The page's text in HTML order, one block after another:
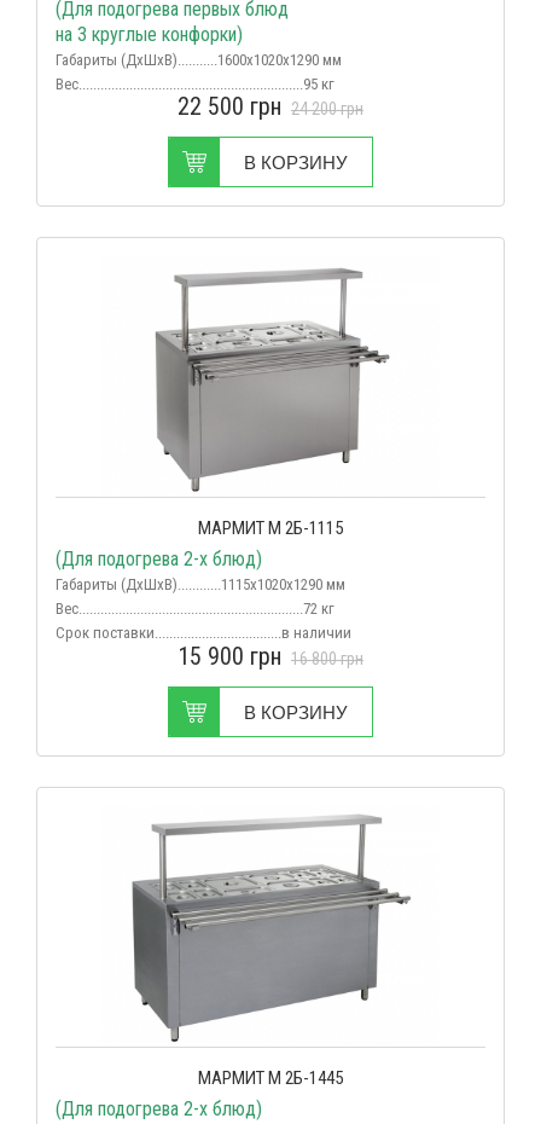
(Для подогрева первых блюд
на 3 круглые конфорки)
Габариты (ДхШхВ)...........1600х1020х1290 мм
Вес..............................................................95 кг
Срок поставки...................................в наличии
22 500 грн 24 200грн
В КОРЗИНУ
МАРМИТ М 2Б-1115
(Для подогрева 2-х блюд)
Габариты (ДхШхВ)............1115х1020х1290 мм
Вес..............................................................72 кг
Срок поставки...................................в наличии
15 900 грн 16 800грн
В КОРЗИНУ
МАРМИТ М 2Б-1445
(Для подогрева 2-х блюд)